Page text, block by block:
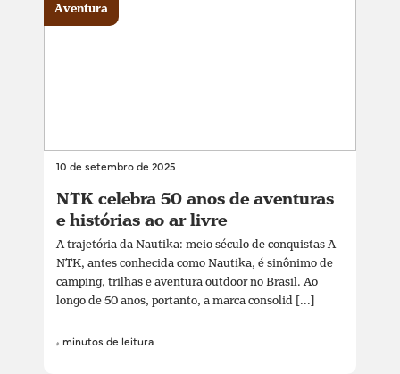
10 de setembro de 2025
NTK celebra 50 anos de aventuras
e histórias ao ar livre
A trajetória da Nautika: meio século de conquistas A
NTK, antes conhecida como Nautika, é sinônimo de
camping, trilhas e aventura outdoor no Brasil. Ao
longo de 50 anos, portanto, a marca consolid [...]
4 minutos de leitura
Aventura